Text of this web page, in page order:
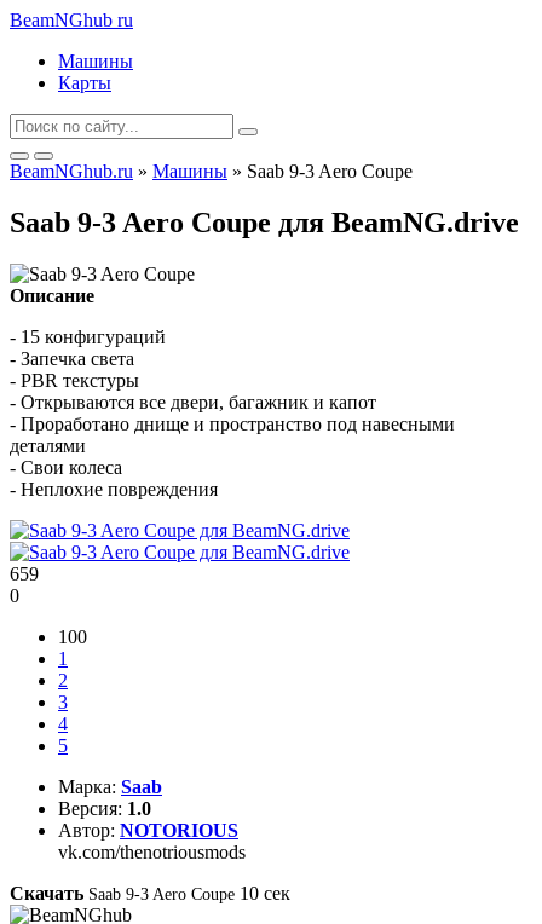
BeamNGhub ru
Машины
Карты
BeamNGhub.ru » Машины » Saab 9-3 Aero Coupe
Saab 9-3 Aero Coupe для BeamNG.drive
Описание
- 15 конфигураций
- Запечка света
- PBR текстуры
- Открываются все двери, багажник и капот
- Проработано днище и пространство под навесными
деталями
- Свои колеса
- Неплохие повреждения
659
0
100
1
2
3
4
5
Марка: Saab
Версия: 1.0
Автор: NOTORIOUS
vk.com/thenotriousmods
Скачать Saab 9-3 Aero Coupe 10 сек